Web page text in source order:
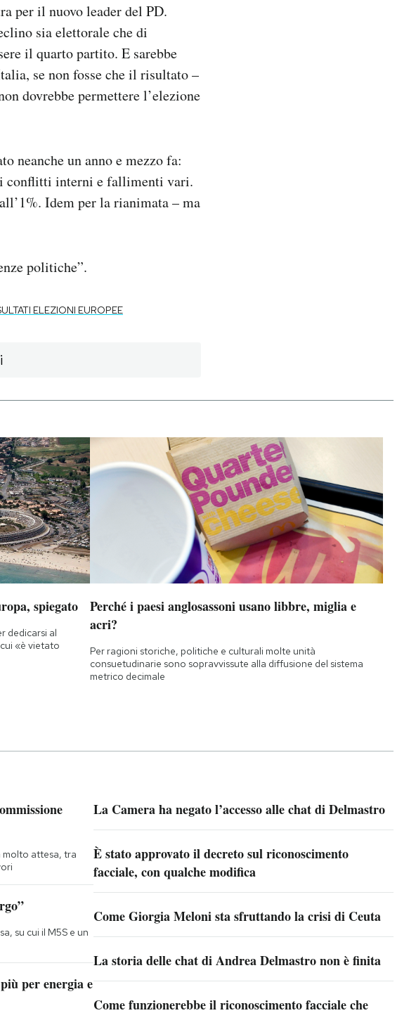
per il nuovo leader del PD.
sia elettorale che di
il quarto partito. E sarebbe
se non fosse che il risultato –
dovrebbe permettere l’elezione
neanche un anno e mezzo fa:
conflitti interni e fallimenti vari.
Idem per la rianimata – ma
politiche”.
ELEZIONI EUROPEE
spiegato
dedicarsi al
«è vietato
Perché i paesi anglosassoni usano libbre, miglia e
acri?
Per ragioni storiche, politiche e culturali molte unità
consuetudinarie sono sopravvissute alla diffusione del sistema
metrico decimale
molto attesa, tra
su cui il M5S e un
per energia e
La Camera ha negato l’accesso alle chat di Delmastro
È stato approvato il decreto sul riconoscimento
facciale, con qualche modifica
Come Giorgia Meloni sta sfruttando la crisi di Ceuta
La storia delle chat di Andrea Delmastro non è finita
Come funzionerebbe il riconoscimento facciale che